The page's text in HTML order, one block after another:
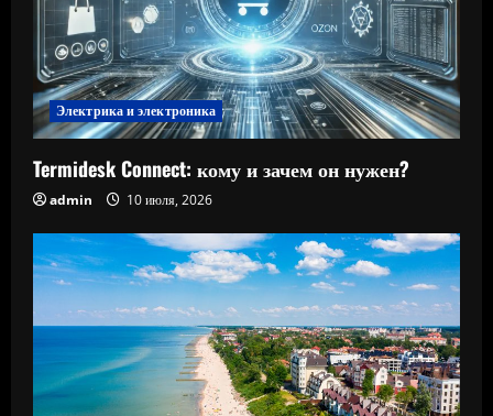
Электрика и электроника
Termidesk Connect: кому и зачем он нужен?
admin 10 июля, 2026